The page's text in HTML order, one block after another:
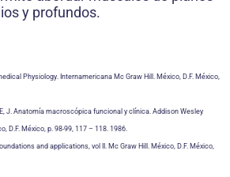
y profundos.
Physiology. Internamericana Mc Graw Hill. México, D.F. México,
J. Anatomía macroscópica funcional y clínica. Addison Wesley
D.F. México, p. 98-99, 117 – 118. 1986.
and applications, vol II. Mc Graw Hill. México, D.F. México,